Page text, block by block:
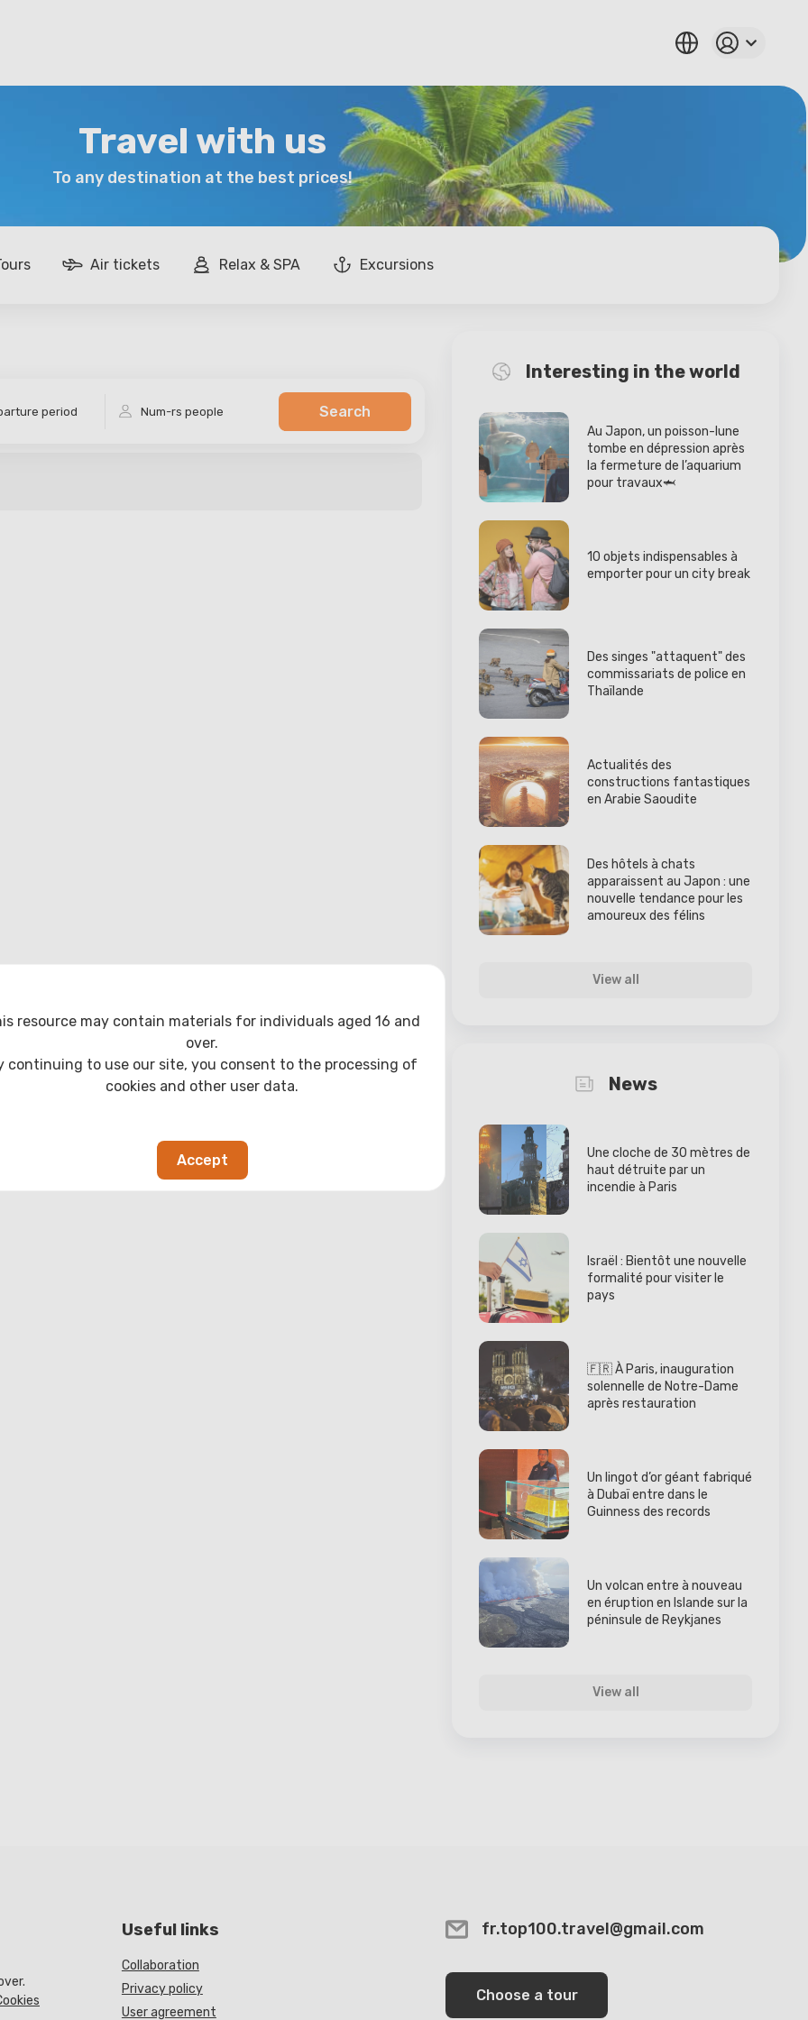
Travel with us
To any destination at the best prices!
Air tickets Relax & SPA Excursions
period Num-rspeople Search
Interesting in the world
Au Japon, un poisson-lune
tombe en dépression après
la fermeture de l’aquarium
pour travaux🦈
10 objets indispensables à
emporter pour un city break
Des singes "attaquent" des
commissariats de police en
Thaïlande
Actualités des
constructions fantastiques
en Arabie Saoudite
Des hôtels à chats
apparaissent au Japon : une
nouvelle tendance pour les
amoureux des félins
View all
News
Une cloche de 30 mètres de
haut détruite par un
incendie à Paris
Israël : Bientôt une nouvelle
formalité pour visiter le
pays
🇫🇷 À Paris, inauguration
solennelle de Notre-Dame
après restauration
Un lingot d’or géant fabriqué
à Dubaï entre dans le
Guinness des records
Un volcan entre à nouveau
en éruption en Islande sur la
péninsule de Reykjanes
View all
Useful links
Collaboration
Privacy policy
User agreement
fr.top100.travel@gmail.com
Choose a tour
resource may contain materials for individuals aged 16 and
over.
continuing to use our site, you consent to the processing of
cookies and other user data.
Accept